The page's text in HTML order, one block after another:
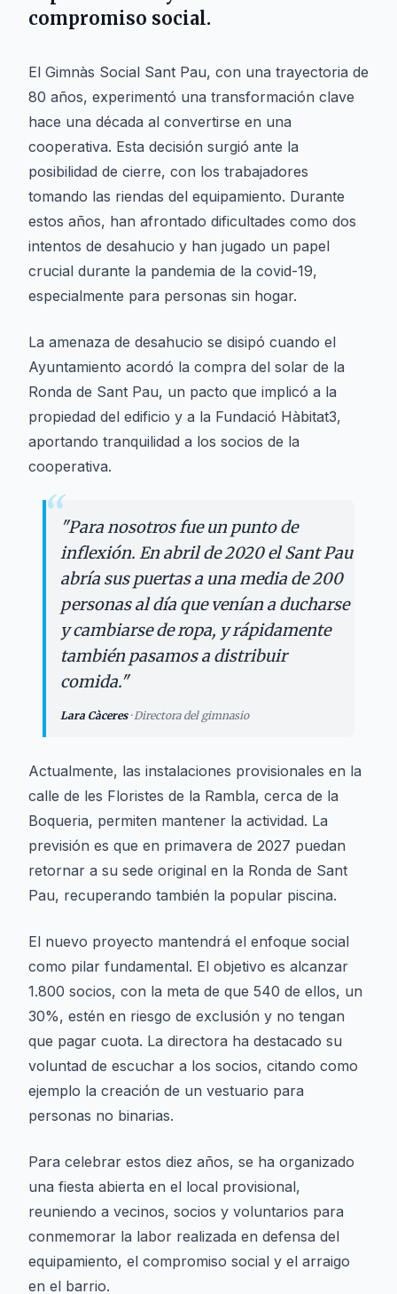
compromiso social.
El Gimnàs Social Sant Pau, con una trayectoria de
80 años, experimentó una transformación clave
hace una década al convertirse en una
cooperativa. Esta decisión surgió ante la
posibilidad de cierre, con los trabajadores
tomando las riendas del equipamiento. Durante
estos años, han afrontado dificultades como dos
intentos de desahucio y han jugado un papel
crucial durante la pandemia de la covid-19,
especialmente para personas sin hogar.
La amenaza de desahucio se disipó cuando el
Ayuntamiento acordó la compra del solar de la
Ronda de Sant Pau, un pacto que implicó a la
propiedad del edificio y a la Fundació Hàbitat3,
aportando tranquilidad a los socios de la
cooperativa.
“"Para nosotros fue un punto de
inflexión. En abril de 2020 el Sant Pau
abría sus puertas a una media de 200
personas al día que venían a ducharse
y cambiarse de ropa, y rápidamente
también pasamos a distribuir
comida."
Lara Càceres·Directora del gimnasio
Actualmente, las instalaciones provisionales en la
calle de les Floristes de la Rambla, cerca de la
Boqueria, permiten mantener la actividad. La
previsión es que en primavera de 2027 puedan
retornar a su sede original en la Ronda de Sant
Pau, recuperando también la popular piscina.
El nuevo proyecto mantendrá el enfoque social
como pilar fundamental. El objetivo es alcanzar
1.800 socios, con la meta de que 540 de ellos, un
30%, estén en riesgo de exclusión y no tengan
que pagar cuota. La directora ha destacado su
voluntad de escuchar a los socios, citando como
ejemplo la creación de un vestuario para
personas no binarias.
Para celebrar estos diez años, se ha organizado
una fiesta abierta en el local provisional,
reuniendo a vecinos, socios y voluntarios para
conmemorar la labor realizada en defensa del
equipamiento, el compromiso social y el arraigo
en el barrio.